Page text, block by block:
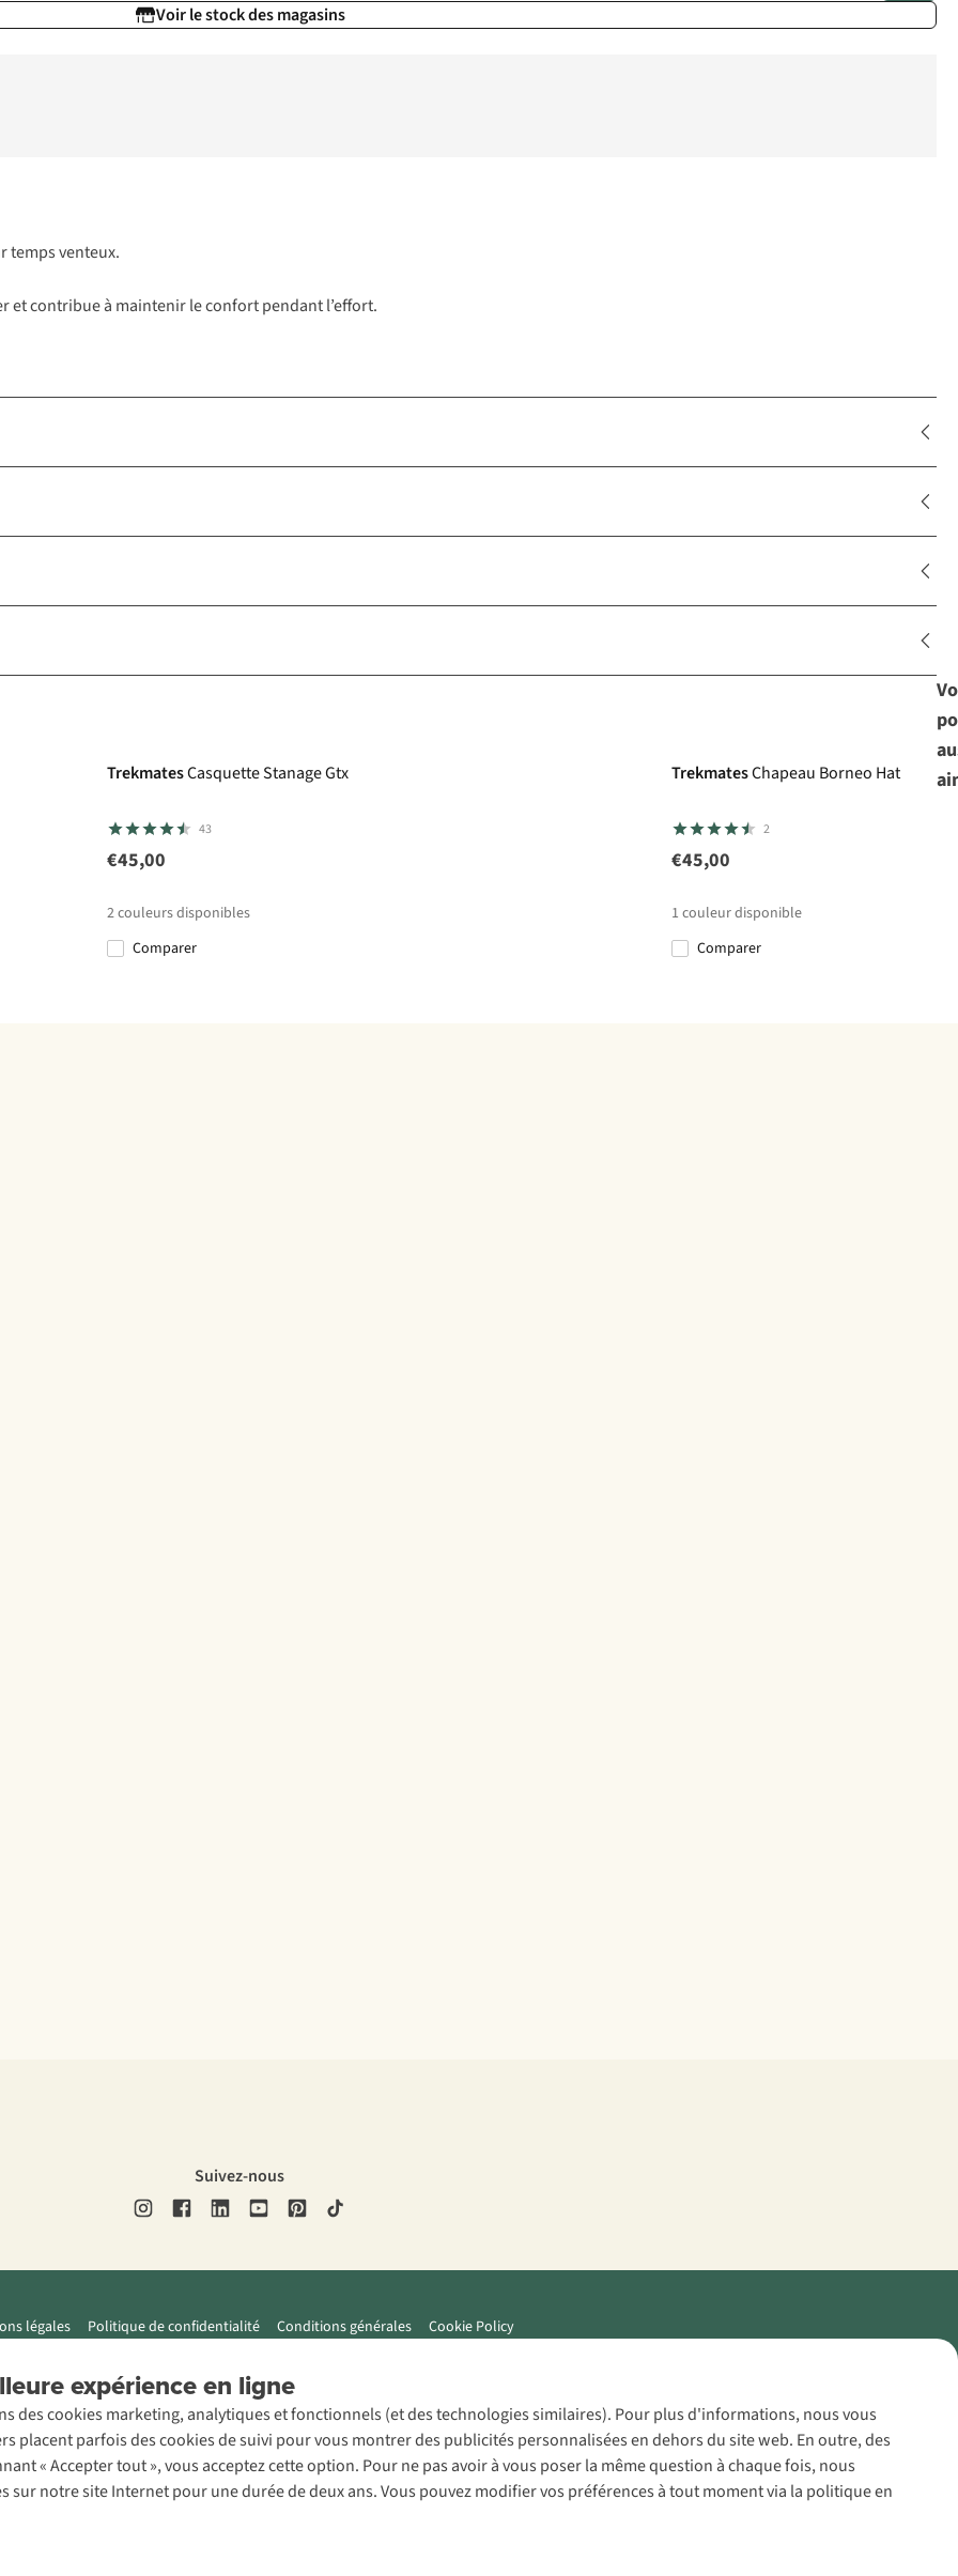
Voir le stock des magasins
temps venteux.
et contribue à maintenir le confort pendant l’effort.
TrekmatesCasquette Stanage Gtx
43
€45,00
2couleurs disponibles
Comparer
TrekmatesChapeau Borneo Hat
2
€45,00
1 couleur disponible
Comparer
expérience en ligne
des cookies marketing, analytiques et fonctionnels (et des technologies similaires). Pour plus d'informations, nous vous
placent parfois des cookies de suivi pour vous montrer des publicités personnalisées en dehors du site web. En outre, des
« Accepter tout », vous acceptez cette option. Pour ne pas avoir à vous poser la même question à chaque fois, nous
notre site Internet pour une durée de deux ans. Vous pouvez modifier vos préférences à tout moment via la politique en
Suivez-nous
légales Politique de confidentialité Conditions générales Cookie Policy